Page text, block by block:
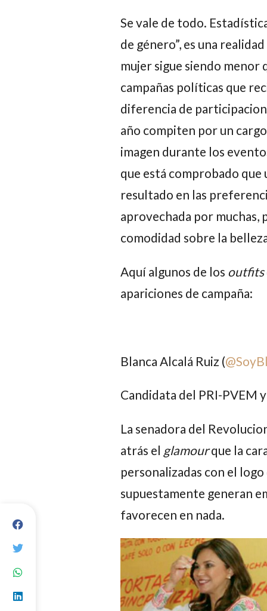
Se vale de todo.
de género”, es una
mujer sigue siendo menor
campañas políticas que
diferencia de
año compiten por un
imagen durante los
que está comprobado que
resultado en las
aprovechada por
comodidad sobre la
Aquí algunos de los outfits
apariciones de campaña:
Blanca Alcalá Ruiz (@
Candidata del PRI-PVEM
La senadora del
atrás el glamourque la
personalizadas con el
supuestamente generan
favorecen en nada.